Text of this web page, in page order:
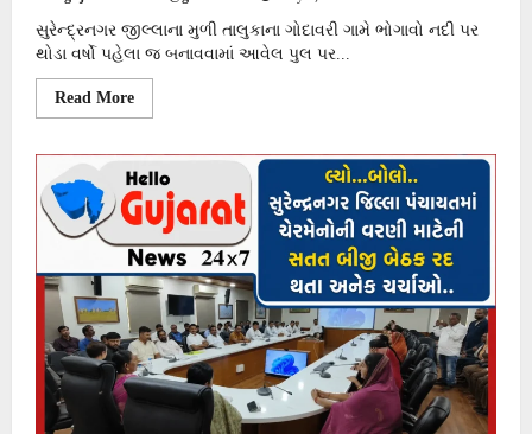
સુરેન્દ્રનગર જીલ્લાના મુળી તાલુકાના ગોદાવરી ગામે ભોગાવો નદી પર
થોડા વર્ષો પહેલા જ બનાવવામાં આવેલ પુલ પર...
Read MoreRead
more
તાલુકાના
ગોદાવરી,
દિગસર,
દાણાવાડા
સહિત
૦૫
થી
વધુ
ગામોને
જોડતા
પુલ
પર
ગાબડું
પડતા
લોકોને
હાલાકી…